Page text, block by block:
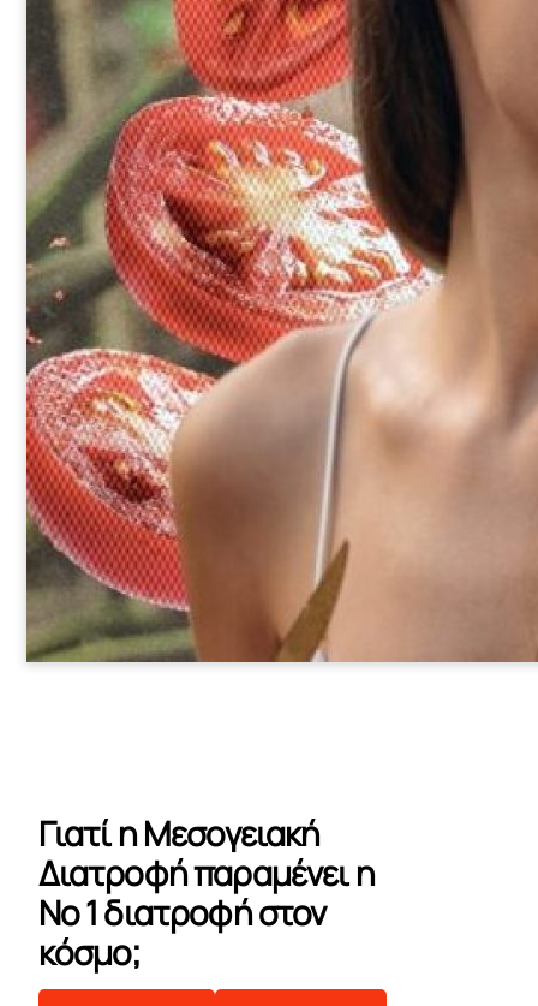
Γιατί η Μεσογειακή
Διατροφή παραμένει η
No 1 διατροφή στον
κόσμο;